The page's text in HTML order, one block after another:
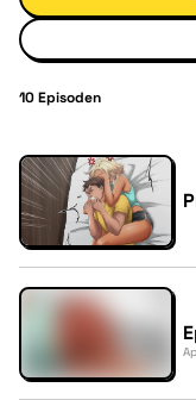
10Episoden